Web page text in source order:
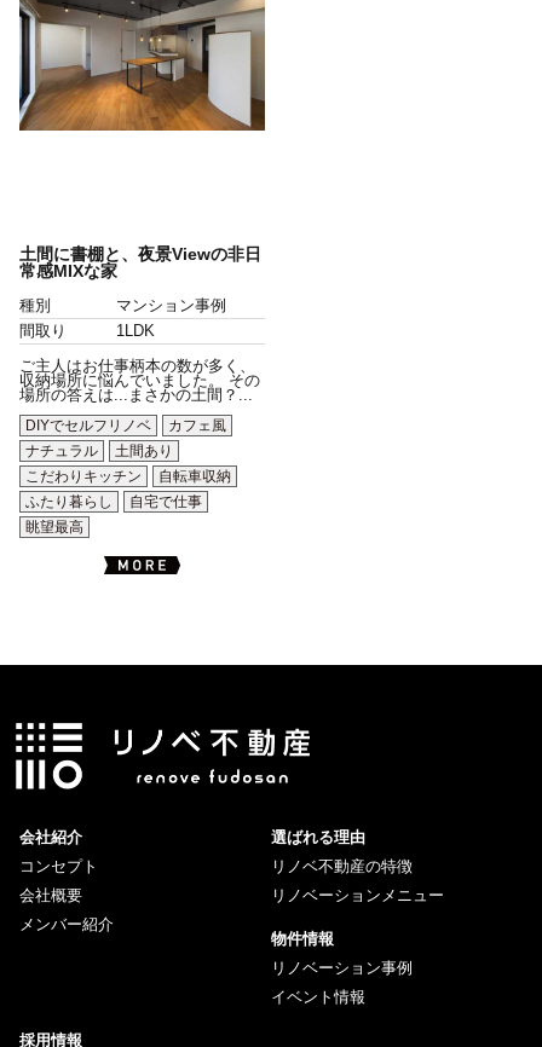
土間に書棚と、夜景Viewの非日
常感MIXな家
種別
マンション事例
間取り
1LDK
ご主人はお仕事柄本の数が多く、
収納場所に悩んでいました。 その
場所の答えは...まさかの土間？...
DIYでセルフリノベ
カフェ風
ナチュラル
土間あり
こだわりキッチン
自転車収納
ふたり暮らし
自宅で仕事
眺望最高
会社紹介
コンセプト
会社概要
メンバー紹介
選ばれる理由
リノベ不動産の特徴
リノベーションメニュー
物件情報
リノベーション事例
イベント情報
採用情報